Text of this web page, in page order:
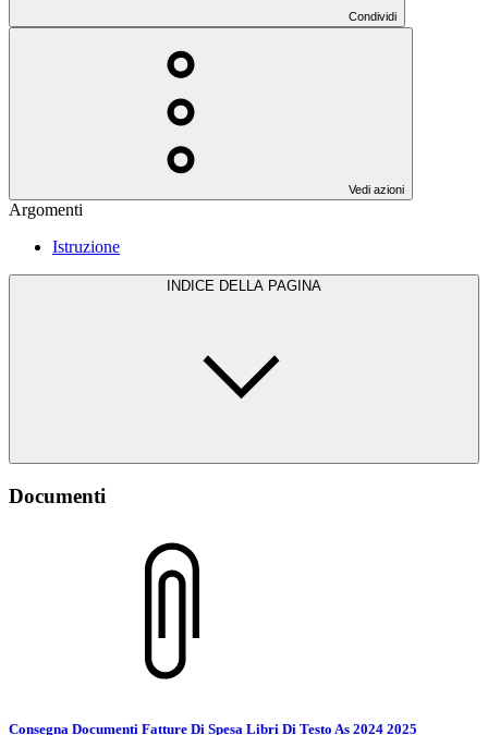
Condividi
Vedi azioni
Argomenti
Istruzione
INDICE DELLA PAGINA
Documenti
Consegna Documenti Fatture Di Spesa Libri Di Testo As 2024 2025